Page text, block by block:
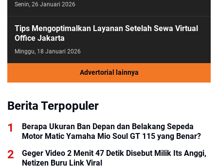
Senin, 26 Januari 2026
Tips Mengoptimalkan Layanan Setelah Sewa Virtual
Office Jakarta
Minggu, 18 Januari 2026
Advertorial lainnya
Berita Terpopuler
Berapa Ukuran Ban Depan dan Belakang Sepeda
Motor Matic Yamaha Mio Soul GT 115 yang Benar?
Geger Video 2 Menit 47 Detik Disebut Milik Its Anggi,
Netizen Buru Link Viral